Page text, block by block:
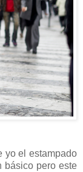
yo el estampado
básico pero este